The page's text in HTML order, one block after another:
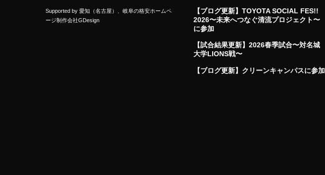
Supported by 愛知（名古屋）、岐阜の格安ホームペ
ージ制作会社GDesign
【ブログ更新】TOYOTA SOCIAL FES!!
2026〜未来へつなぐ清流プロジェクト〜
に参加
【試合結果更新】2026春季試合〜対名城
大学LIONS戦〜
【ブログ更新】クリーンキャンパスに参加